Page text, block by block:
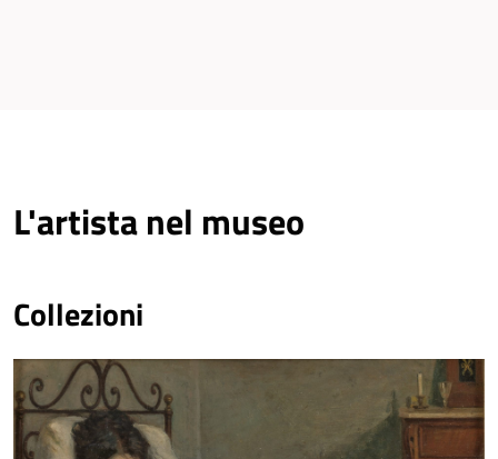
L'artista nel museo
Collezioni